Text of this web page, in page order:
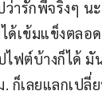
ว่ารักพี่จริงๆ
ด้เข้มแข็งตลอ
ไฟต์บ้างก็ได้ มั
ก็เลยแลกเปลี่